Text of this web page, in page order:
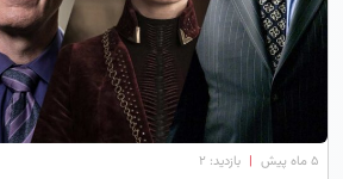
۵ ماه پیش | بازدید: 2